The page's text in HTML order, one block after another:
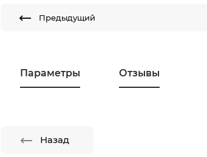
Предыдущий
Параметры Отзывы
Назад